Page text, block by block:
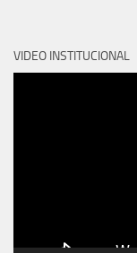
VIDEO INSTITUCIONAL